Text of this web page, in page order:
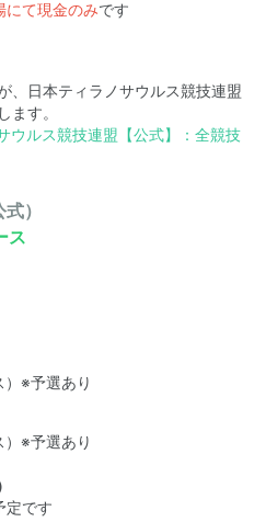
にて現金のみです
、日本ティラノサウルス競技連盟
ます。
ウルス競技連盟【公式】：全競技
）
ス
※予選あり
※予選あり
定です